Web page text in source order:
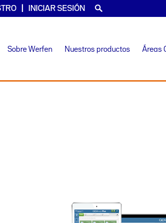
INICIAR SESIÓN
Sobre Werfen Nuestros productos Áreas